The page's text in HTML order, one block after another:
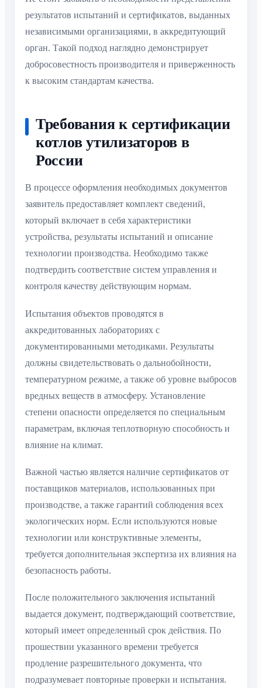
результатов испытаний и сертификатов, выданных
независимыми организациями, в аккредитующий
орган. Такой подход наглядно демонстрирует
добросовестность производителя и приверженность
к высоким стандартам качества.
Требования к сертификации
котлов утилизаторов в
России
В процессе оформления необходимых документов
заявитель предоставляет комплект сведений,
который включает в себя характеристики
устройства, результаты испытаний и описание
технологии производства. Необходимо также
подтвердить соответствие систем управления и
контроля качеству действующим нормам.
Испытания объектов проводятся в
аккредитованных лабораториях с
документированными методиками. Результаты
должны свидетельствовать о дальнобойности,
температурном режиме, а также об уровне выбросов
вредных веществ в атмосферу. Установление
степени опасности определяется по специальным
параметрам, включая теплотворную способность и
влияние на климат.
Важной частью является наличие сертификатов от
поставщиков материалов, использованных при
производстве, а также гарантий соблюдения всех
экологических норм. Если используются новые
технологии или конструктивные элементы,
требуется дополнительная экспертиза их влияния на
безопасность работы.
После положительного заключения испытаний
выдается документ, подтверждающий соответствие,
который имеет определенный срок действия. По
прошествии указанного времени требуется
продление разрешительного документа, что
подразумевает повторные проверки и испытания.